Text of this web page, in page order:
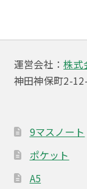
ー
シ
ョ
運営会社：株式
神田神保町2-
9マスノート
ポケット
A5